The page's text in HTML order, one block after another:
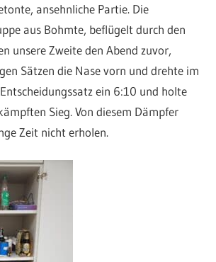
ansehnliche Partie. Die
aus Bohmte, beflügelt durch den
unsere Zweite den Abend zuvor,
Sätzen die Nase vorn und drehte im
ein 6:10 und holte
Sieg. Von diesem Dämpfer
Zeit nicht erholen.